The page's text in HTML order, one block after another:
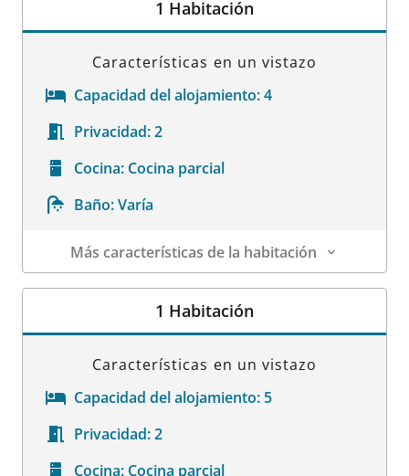
1 Habitación
Características en un vistazo
Capacidad del alojamiento:4
Privacidad:2
Cocina: Cocina parcial
Baño:Varía
Más características de la habitación
Datos de la habitación
1 Habitación
Características en un vistazo
Capacidad del alojamiento: 5
Privacidad:2
Cocina: Cocina parcial